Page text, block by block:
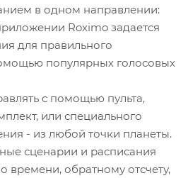
в одном направлении:
Roximo задается
для правильного
популярных голосовых
с помощью пульта,
или специального
- из любой точки планеты.
сценарии и расписания
времени, обратному отсчету,